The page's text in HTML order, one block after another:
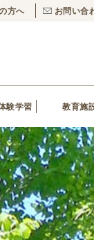
方へ お問い合
験学習 教育施